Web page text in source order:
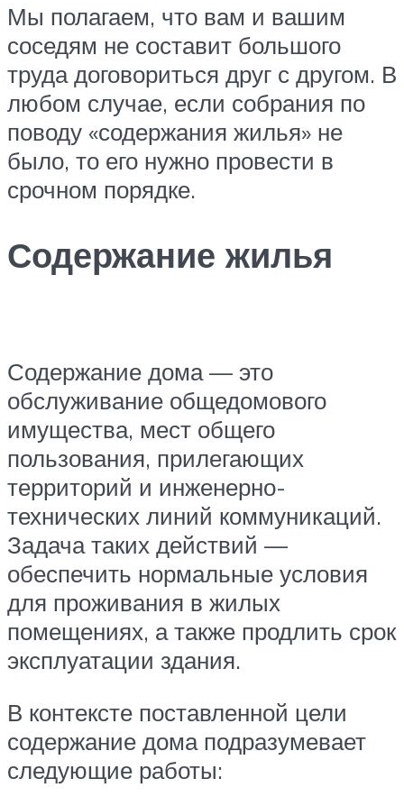
Мы полагаем, что вам и вашим
соседям не составит большого
труда договориться друг с другом. В
любом случае, если собрания по
поводу «содержания жилья» не
было, то его нужно провести в
срочном порядке.
Содержание жилья
Содержание дома — это
обслуживание общедомового
имущества, мест общего
пользования, прилегающих
территорий и инженерно-
технических линий коммуникаций.
Задача таких действий —
обеспечить нормальные условия
для проживания в жилых
помещениях, а также продлить срок
эксплуатации здания.
В контексте поставленной цели
содержание дома подразумевает
следующие работы: